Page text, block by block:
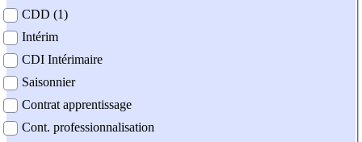
CDD (1)
Intérim
CDI Intérimaire
Saisonnier
Contrat apprentissage
Cont. professionnalisation